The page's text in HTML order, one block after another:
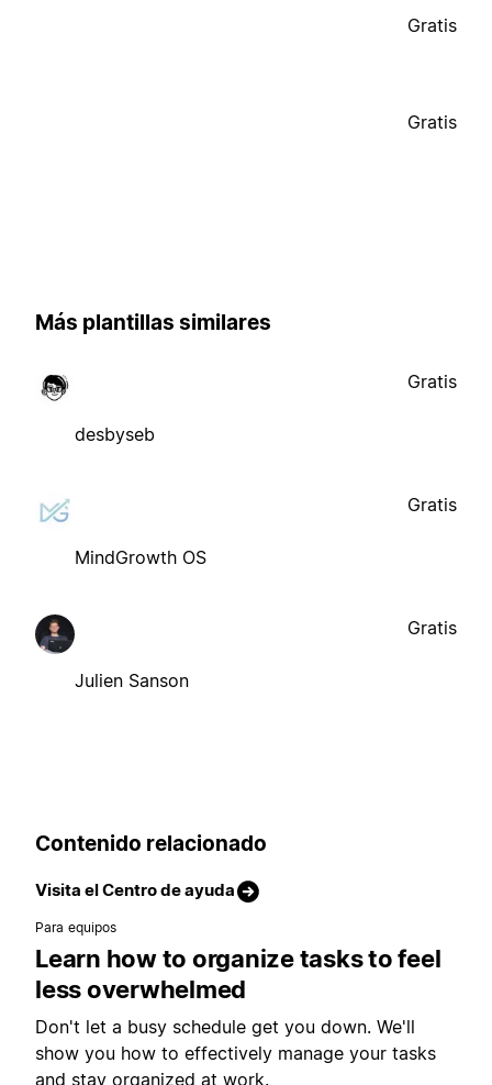
Gratis
Gratis
Más plantillas similares
desbyseb
Gratis
MindGrowth OS
Gratis
Julien Sanson
Gratis
Contenido relacionado
Visita el Centro de ayuda
Para equipos
Learn how to organize tasks to feel
less overwhelmed
Don't let a busy schedule get you down. We'll
show you how to effectively manage your tasks
and stay organized at work.